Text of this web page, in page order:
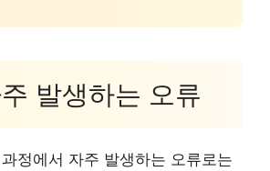
발생하는 오류
정에서 자주 발생하는 오류로는